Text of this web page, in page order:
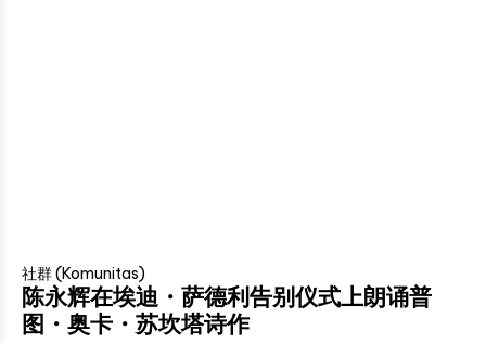
社群 (Komunitas)
陈永辉在埃迪・萨德利告别仪式上朗诵普
图・奥卡・苏坎塔诗作